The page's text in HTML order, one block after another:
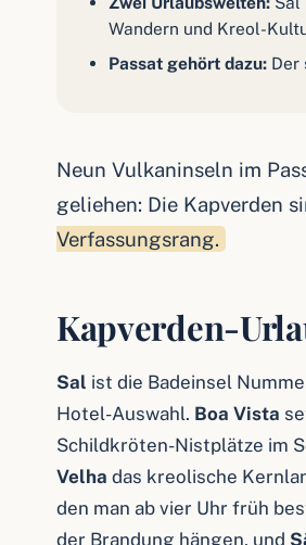
Wandern und Kreol-
Passat gehört dazu: Der
Neun Vulkaninseln im
geliehen: Die Kapverden
Verfassungsrang.
Kapverden-
Sal ist die Badeinsel
Hotel-Auswahl. Boa Vista
Schildkröten-Nistplätze im
Velha das kreolische
den man ab vier Uhr früh
der Brandung hängen, und